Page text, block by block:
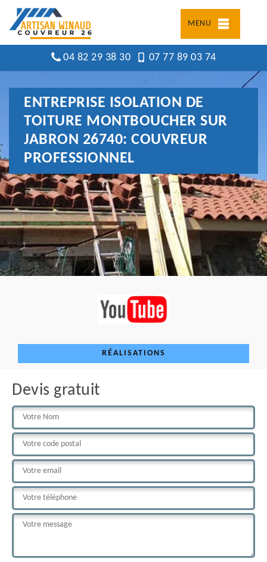
MENU
04 82 29 38 30 07 77 89 03 74
ENTREPRISE ISOLATION DE
TOITURE MONTBOUCHER SUR
JABRON 26740: COUVREUR
PROFESSIONNEL
RÉALISATIONS
Devis gratuit